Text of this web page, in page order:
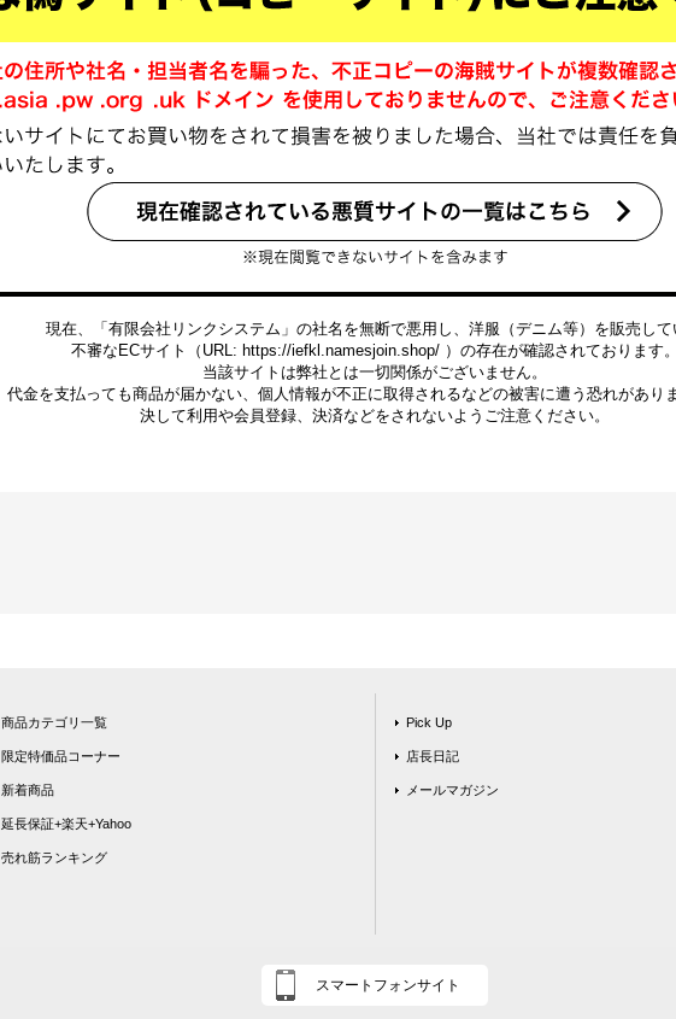
現在、「有限会社リンクシステム」の社名を無断で悪用し、洋服（デニム等）を販売して
不審なECサイト（URL: https://iefkl.namesjoin.shop/ ）の存在が確認されております。
当該サイトは弊社とは一切関係がございません。
代金を支払っても商品が届かない、個人情報が不正に取得されるなどの被害に遭う恐れがありま
決して利用や会員登録、決済などをされないようご注意ください。
商品カテゴリ一覧
限定特価品コーナー
新着商品
延長保証+楽天+Yahoo
売れ筋ランキング
Pick Up
店長日記
メールマガジン
スマートフォンサイト